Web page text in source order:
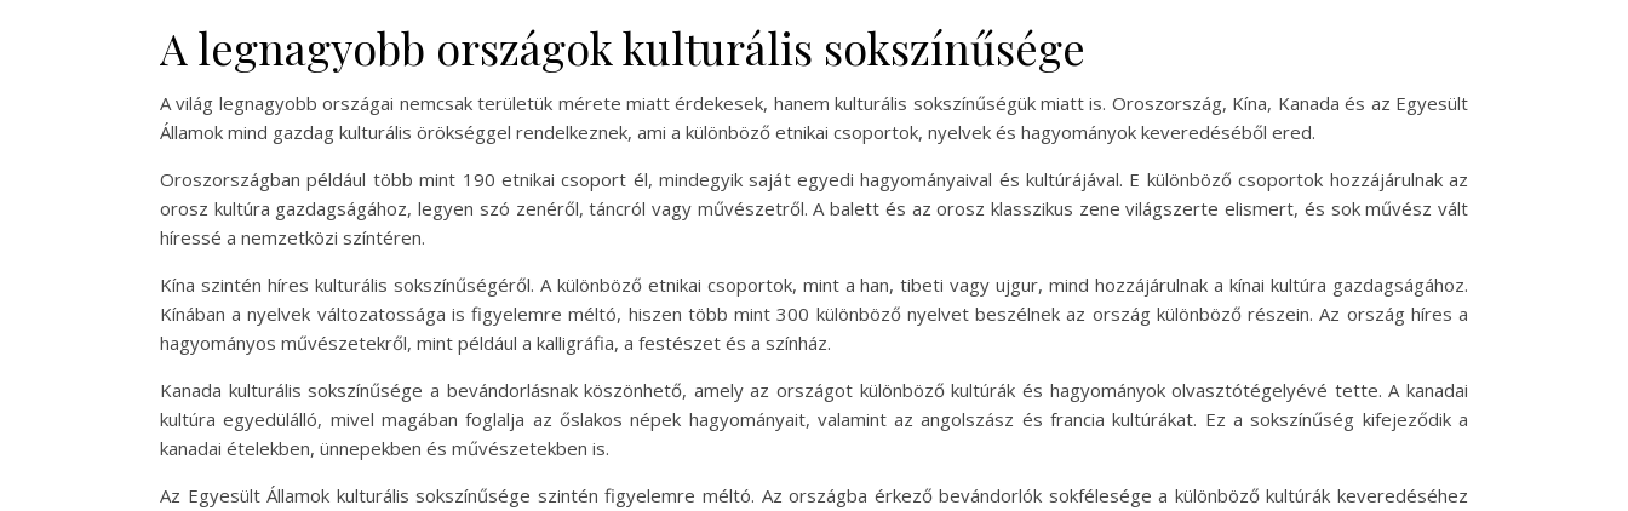
A legnagyobb országok kulturális sokszínűsége
A világ legnagyobb országai nemcsak területük mérete miatt érdekesek, hanem kulturális sokszínűségük miatt is. Oroszország, Kína, Kanada és az Egyesült
Államok mind gazdag kulturális örökséggel rendelkeznek, ami a különböző etnikai csoportok, nyelvek és hagyományok keveredéséből ered.
Oroszországban például több mint 190 etnikai csoport él, mindegyik saját egyedi hagyományaival és kultúrájával. E különböző csoportok hozzájárulnak az
orosz kultúra gazdagságához, legyen szó zenéről, táncról vagy művészetről. A balett és az orosz klasszikus zene világszerte elismert, és sok művész vált
híressé a nemzetközi színtéren.
Kína szintén híres kulturális sokszínűségéről. A különböző etnikai csoportok, mint a han, tibeti vagy ujgur, mind hozzájárulnak a kínai kultúra gazdagságához.
Kínában a nyelvek változatossága is figyelemre méltó, hiszen több mint 300 különböző nyelvet beszélnek az ország különböző részein. Az ország híres a
hagyományos művészetekről, mint például a kalligráfia, a festészet és a színház.
Kanada kulturális sokszínűsége a bevándorlásnak köszönhető, amely az országot különböző kultúrák és hagyományok olvasztótégelyévé tette. A kanadai
kultúra egyedülálló, mivel magában foglalja az őslakos népek hagyományait, valamint az angolszász és francia kultúrákat. Ez a sokszínűség kifejeződik a
kanadai ételekben, ünnepekben és művészetekben is.
Az Egyesült Államok kulturális sokszínűsége szintén figyelemre méltó. Az országba érkező bevándorlók sokfélesége a különböző kultúrák keveredéséhez